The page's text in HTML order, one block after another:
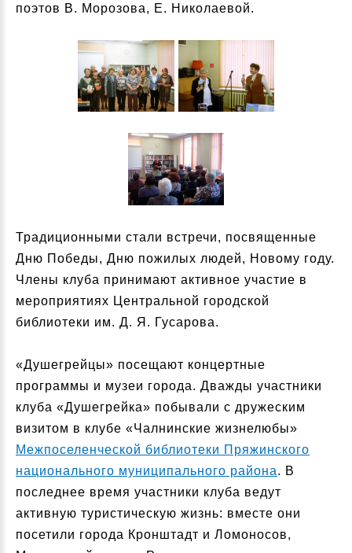
поэтов В. Морозова, Е. Николаевой.
Традиционными стали встречи, посвященные
Дню Победы, Дню пожилых людей, Новому году.
Члены клуба принимают активное участие в
мероприятиях Центральной городской
библиотеки им. Д. Я. Гусарова.
«Душегрейцы» посещают концертные
программы и музеи города. Дважды участники
клуба «Душегрейка» побывали с дружеским
визитом в клубе «Чалнинские жизнелюбы»
Межпоселенческой библиотеки Пряжинского
национального муниципального района. В
последнее время участники клуба ведут
активную туристическую жизнь: вместе они
посетили города Кронштадт и Ломоносов,